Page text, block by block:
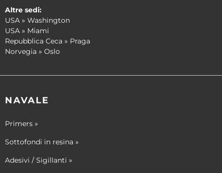
Altre sedi:
USA » Washington
USA » Miami
Repubblica Ceca » Praga
Norvegia » Oslo
NAVALE
Primers »
Sottofondi in resina »
Adesivi / Sigillanti »